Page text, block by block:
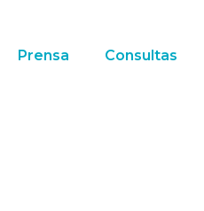
Prensa Consultas